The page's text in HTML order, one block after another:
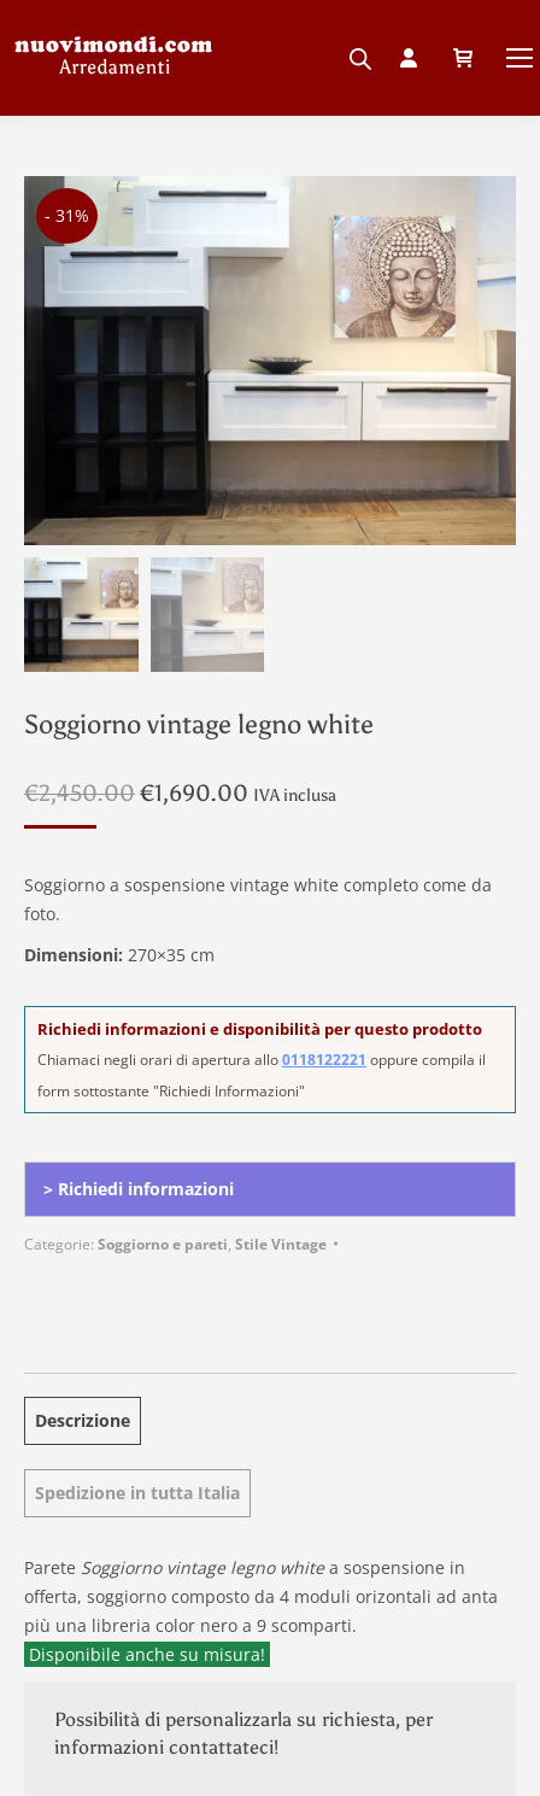
- 31%
Soggiorno vintage legno white
€2,450.00Il
era:
€1,690.00 Il
è:
IVA inclusa
Soggiorno a sospensione vintage white completo come da
foto.
Dimensioni: 270×35 cm
Richiedi informazioni e disponibilità per questo prodotto
Chiamaci negli orari di apertura allo0118122221 oppure compila il
form sottostante "Richiedi Informazioni"
> Richiedi informazioni
Categorie: Soggiorno e pareti, Stile Vintage
Descrizione
Spedizione in tutta Italia
Parete Soggiorno vintage legno whitea sospensione in
offerta, soggiorno composto da 4 moduli orizontali ad anta
più una libreria color nero a 9 scomparti.
Disponibile anche su misura!
Possibilità di personalizzarla su richiesta, per
informazioni contattateci!